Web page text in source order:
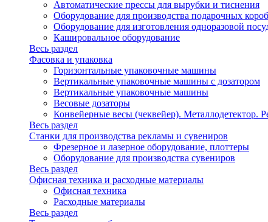
Автоматические прессы для вырубки и тиснения
Оборудование для производства подарочных
Оборудование для изготовления одноразовой
Кашировальное оборудование
Весь раздел
Фасовка и упаковка
Горизонтальные упаковочные машины
Вертикальные упаковочные машины с дозатором
Вертикальные упаковочные машины
Весовые дозаторы
Конвейерные весы (чеквейер). Металлодетектор.
Весь раздел
Станки для производства рекламы и сувениров
Фрезерное и лазерное оборудование, плоттеры
Оборудование для производства сувениров
Весь раздел
Офисная техника и расходные материалы
Офисная техника
Расходные материалы
Весь раздел